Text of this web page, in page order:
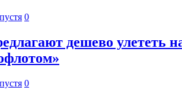
0
дешево улететь
0